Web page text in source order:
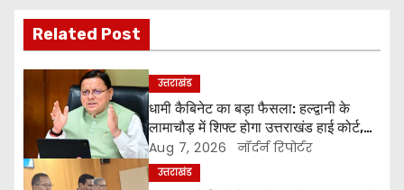
s
t
n
a
Related Post
उत्तराखंड
धामी कैबिनेट का बड़ा फैसला: हल्द्वानी के
लामाचौड़ में शिफ्ट होगा उत्तराखंड हाई कोर्ट,
अन्य महत्वपूर्ण फैसले
Aug 7, 2026 नॉर्दर्न रिपोर्टर
उत्तराखंड